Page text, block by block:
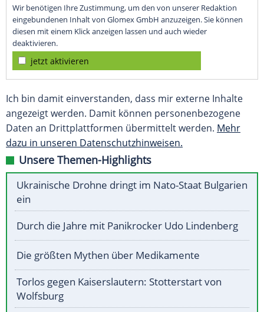
Wir benötigen Ihre Zustimmung, um den von unserer Redaktion
eingebundenen Inhalt von Glomex GmbH anzuzeigen. Sie können
diesen mit einem Klick anzeigen lassen und auch wieder
deaktivieren.
jetzt aktivieren
Ich bin damit einverstanden, dass mir externe Inhalte
angezeigt werden. Damit können personenbezogene
Daten an Drittplattformen übermittelt werden. Mehr
dazu in unseren Datenschutzhinweisen.
Unsere Themen-Highlights
Ukrainische Drohne dringt im Nato-Staat Bulgarien
ein
Durch die Jahre mit Panikrocker Udo Lindenberg
Die größten Mythen über Medikamente
Torlos gegen Kaiserslautern: Stotterstart von
Wolfsburg